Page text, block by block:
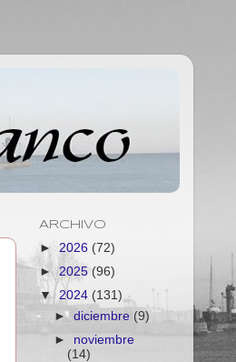
ARCHIVO
► 2026 (72)
► 2025 (96)
▼ 2024 (131)
►diciembre (9)
► noviembre
(14)